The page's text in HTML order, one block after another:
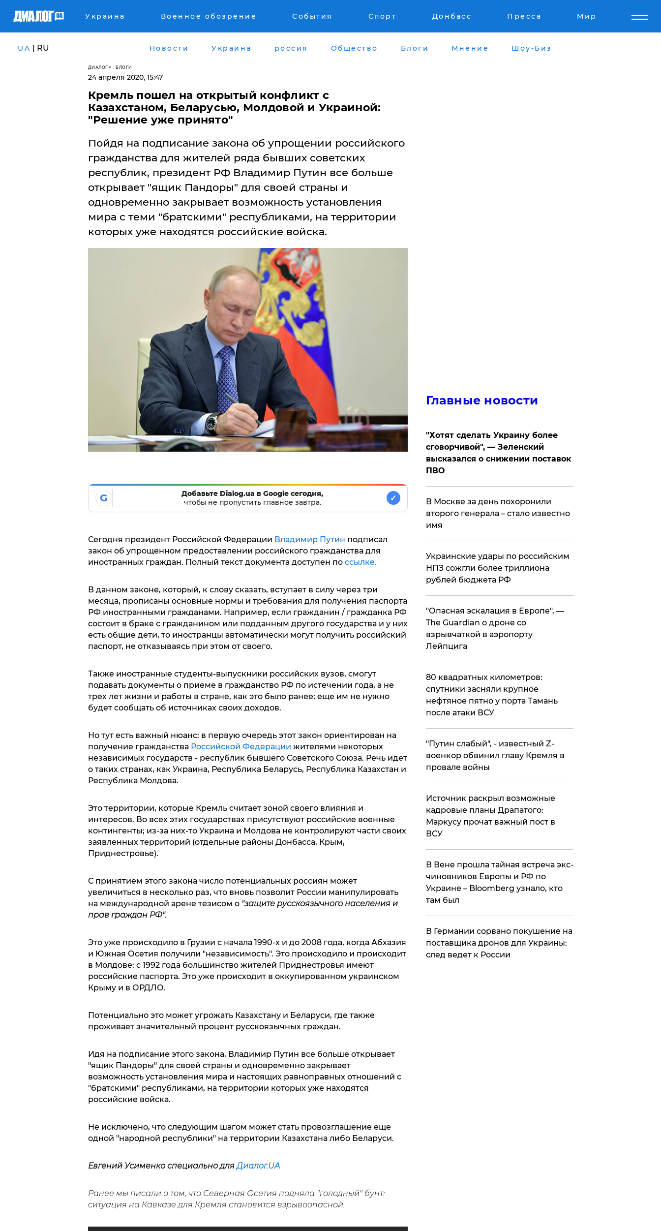
Украина Военное обозрение События Спорт Донбасс Пресса Мир
UA | RU Новости Украина россия Общество Блоги Мнение Шоу-Биз
ДИАЛОГ БЛОГИ
24 апреля 2020, 15:47
Кремль пошел на открытый конфликт с
Казахстаном, Беларусью, Молдовой и Украиной:
"Решение уже принято"
Пойдя на подписание закона об упрощении российского
гражданства для жителей ряда бывших советских
республик, президент РФ Владимир Путин все больше
открывает "ящик Пандоры" для своей страны и
одновременно закрывает возможность установления
мира с теми "братскими" республиками, на территории
которых уже находятся российские войска.
G
Добавьте Dialog.ua в Google сегодня,
чтобы не пропустить главное завтра.
✓
Сегодня президент Российской Федерации Владимир Путин подписал
закон об упрощенном предоставлении российского гражданства для
иностранных граждан. Полный текст документа доступен по ссылке.
В данном законе, который, к слову сказать, вступает в силу через три
месяца, прописаны основные нормы и требования для получения паспорта
РФ иностранными гражданами. Например, если гражданин / гражданка РФ
состоит в браке с гражданином или подданным другого государства и у них
есть общие дети, то иностранцы автоматически могут получить российский
паспорт, не отказываясь при этом от своего.
Также иностранные студенты-выпускники российских вузов, смогут
подавать документы о приеме в гражданство РФ по истечении года, а не
трех лет жизни и работы в стране, как это было ранее; еще им не нужно
будет сообщать об источниках своих доходов.
Но тут есть важный нюанс: в первую очередь этот закон ориентирован на
получение гражданства Российской Федерации жителями некоторых
независимых государств - республик бывшего Советского Союза. Речь идет
о таких странах, как Украина, Республика Беларусь, Республика Казахстан и
Республика Молдова.
Это территории, которые Кремль считает зоной своего влияния и
интересов. Во всех этих государствах присутствуют российские военные
контингенты; из-за них-то Украина и Молдова не контролируют части своих
заявленных территорий (отдельные районы Донбасса, Крым,
Приднестровье).
С принятием этого закона число потенциальных россиян может
увеличиться в несколько раз, что вновь позволит России манипулировать
на международной арене тезисом о "защите русскоязычного населения и
прав граждан РФ".
Это уже происходило в Грузии с начала 1990-х и до 2008 года, когда Абхазия
и Южная Осетия получили "независимость". Это происходило и происходит
в Молдове: с 1992 года большинство жителей Приднестровья имеют
российские паспорта. Это уже происходит в оккупированном украинском
Крыму и в ОРДЛО.
Потенциально это может угрожать Казахстану и Беларуси, где также
проживает значительный процент русскоязычных граждан.
Идя на подписание этого закона, Владимир Путин все больше открывает
"ящик Пандоры" для своей страны и одновременно закрывает
возможность установления мира и настоящих равноправных отношений с
"братскими" республиками, на территории которых уже находятся
российские войска.
Не исключено, что следующим шагом может стать провозглашение еще
одной "народной республики" на территории Казахстана либо Беларуси.
Евгений Усименко специально дляДиалог.UA
Ранее мы писали о том, что Северная Осетия подняла "голодный" бунт:
ситуация на Кавказе для Кремля становится взрывоопасной.
Главные новости
​"Хотят сделать Украину более
сговорчивой", — Зеленский
высказался о снижении поставок
ПВО
В Москве за день похоронили
второго генерала – стало известно
имя
Украинские удары по российским
НПЗ сожгли более триллиона
рублей бюджета РФ
"Опасная эскалация в Европе", —
The Guardian о дроне со
взрывчаткой в аэропорту
Лейпцига
80 квадратных километров:
спутники засняли крупное
нефтяное пятно у порта Тамань
после атаки ВСУ
​"Путин слабый", - известный Z-
военкор обвинил главу Кремля в
провале войны
​Источник раскрыл возможные
кадровые планы Драпатого:
Маркусу прочат важный пост в
ВСУ
В Вене прошла тайная встреча экс-
чиновников Европы и РФ по
Украине – Bloomberg узнало, кто
там был
​В Германии сорвано покушение на
поставщика дронов для Украины:
след ведет к России